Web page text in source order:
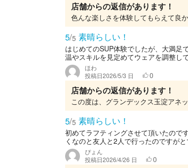
店舗からの返信があります！
5/5 素晴らしい！
はじめてのSUP体験でしたが、大満足
温やスキルを見定めてウェアを調整し
ほわ
投稿日2026/5/3 日 0
店舗からの返信があります！
5/5 素晴らしい！
初めてラフティングさせて頂いたので
くなのと友人と2人で行ったのですが
ぴょん
投稿日2026/4/26 日 0